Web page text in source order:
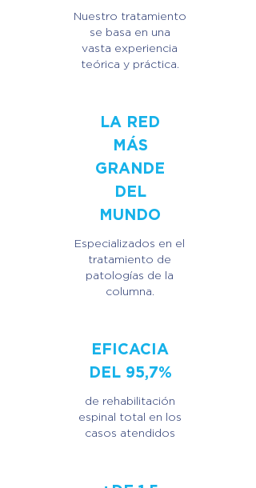
Nuestro tratamiento
se basa en una
vasta experiencia
teórica y práctica.
LA RED
MÁS
GRANDE
DEL
MUNDO
Especializados en el
tratamiento de
patologías de la
columna.
EFICACIA
DEL 95,7%
de rehabilitación
espinal total en los
casos atendidos